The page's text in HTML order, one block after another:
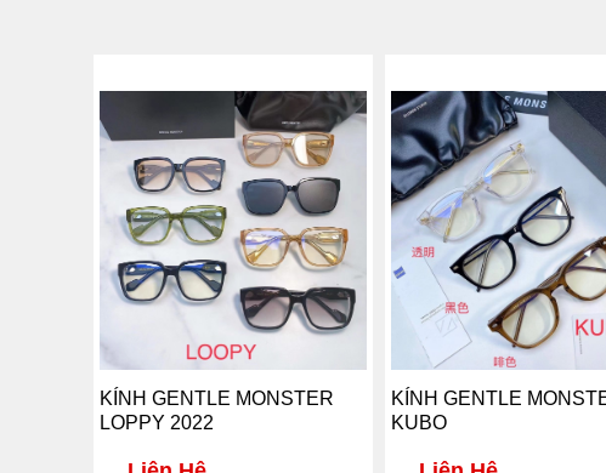
KÍNH GENTLE MONSTER
LOPPY 2022
KÍNH GENTLE
KUBO